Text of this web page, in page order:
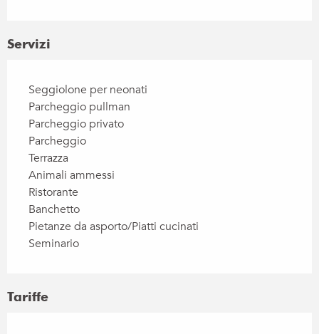
Servizi
Seggiolone per neonati
Parcheggio pullman
Parcheggio privato
Parcheggio
Terrazza
Animali ammessi
Ristorante
Banchetto
Pietanze da asporto/Piatti cucinati
Seminario
Tariffe